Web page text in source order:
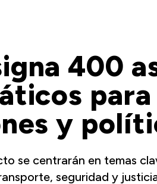
400
y
se centrarán en temas
seguridad y